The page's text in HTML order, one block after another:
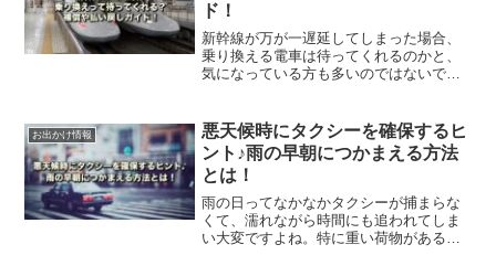
ド！
新幹線が万が一遅延してしまった場合、
乗り換える電車は待ってくれるのかと、
気になっている方も多いのではないでし
では、新幹線遅延時の基本対処法につい
てご紹介します。
お出かけ情報
悪天候時にタクシーを確保するヒ
ント♪雨の早朝につかまえる方法
とは！
雨の日ってなかなかタクシーが捕まらな
くて、濡れながら時間にも追われてしま
い大変ですよね。特に重い荷物がある日